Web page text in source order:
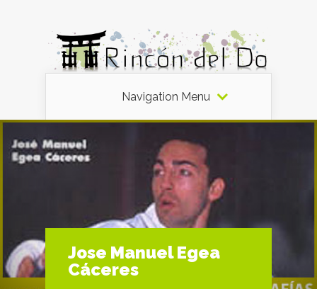
Navigation Menu
Jose Manuel Egea
Cáceres